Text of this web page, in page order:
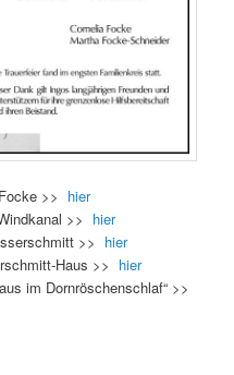
>> hier
>> hier
>> hier
Haus >> hier
im Dornröschenschlaf“ >>